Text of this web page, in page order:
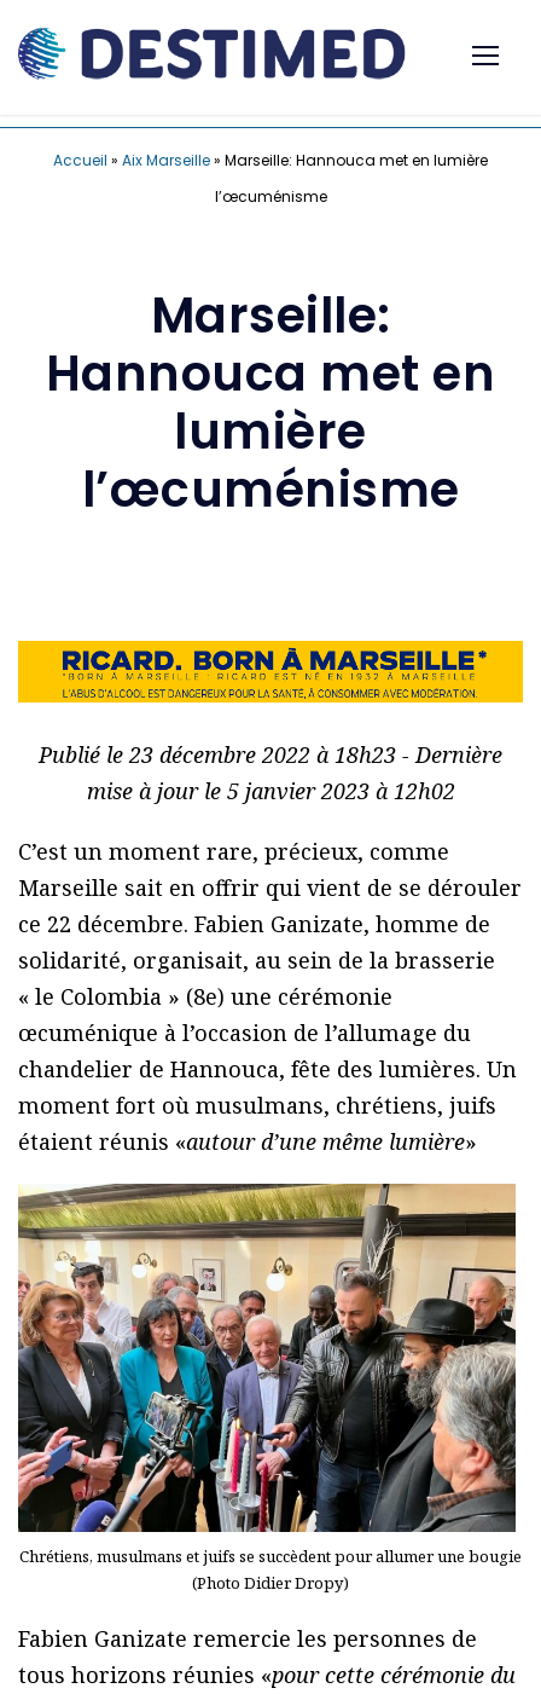
Accueil » Aix Marseille» Marseille: Hannouca met en lumière
l’œcuménisme
Marseille:
Hannouca met en
lumière
l’œcuménisme
Publié le 23 décembre 2022 à 18h23 - Dernière
mise à jour le 5 janvier 2023 à 12h02
C’est un moment rare, précieux, comme
Marseille sait en offrir qui vient de se dérouler
ce 22 décembre. Fabien Ganizate, homme de
solidarité, organisait, au sein de la brasserie
« le Colombia » (8e) une cérémonie
œcuménique à l’occasion de l’allumage du
chandelier de Hannouca, fête des lumières. Un
moment fort où musulmans, chrétiens, juifs
étaient réunis «autour d’une même lumière»
Chrétiens, musulmans et juifs se succèdent pour allumer une bougie
(Photo Didier Dropy)
Fabien Ganizate remercie les personnes de
tous horizons réunies «pour cette cérémonie du